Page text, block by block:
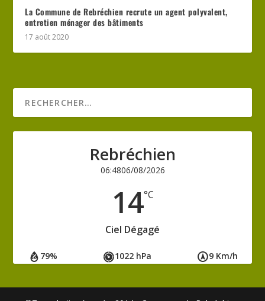
La Commune de Rebréchien recrute un agent polyvalent,
entretien ménager des bâtiments
17 août 2020
Rebréchien
06:4806/08/2026
14°C
Ciel Dégagé
79% 1022 hPa 9 Km/h